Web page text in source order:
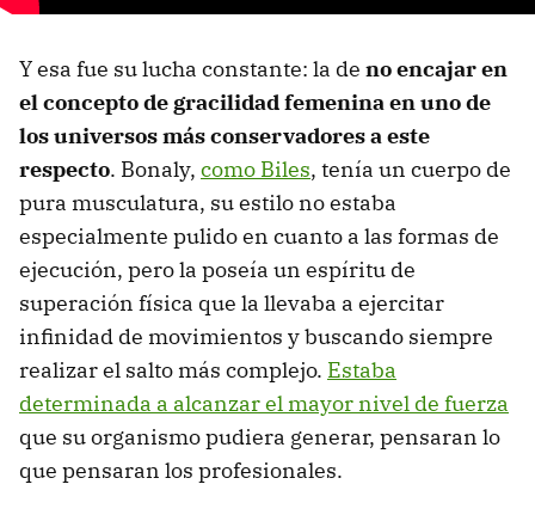
Y esa fue su lucha constante: la de no encajar en
el concepto de gracilidad femenina en uno de
los universos más conservadores a este
respecto. Bonaly, como Biles, tenía un cuerpo de
pura musculatura, su estilo no estaba
especialmente pulido en cuanto a las formas de
ejecución, pero la poseía un espíritu de
superación física que la llevaba a ejercitar
infinidad de movimientos y buscando siempre
realizar el salto más complejo. Estaba
determinada a alcanzar el mayor nivel de fuerza
que su organismo pudiera generar, pensaran lo
que pensaran los profesionales.